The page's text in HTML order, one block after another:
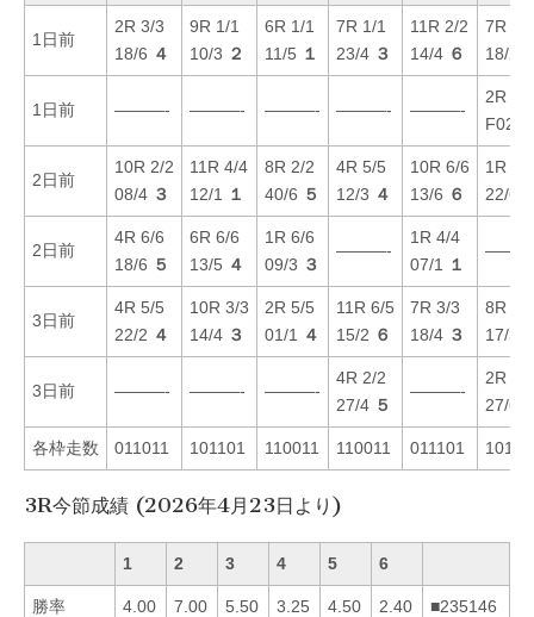
1日前
2R 3/3
18/6 ４
9R 1/1
10/3 ２
6R 1/1
11/5 １
7R 1/1
23/4 ３
11R 2/2
14/4 ６
7R 3/3
18/2
1日前 ———- ———- ———- ———- ———-
2R 5/5
F02/2
2日前
10R 2/2
08/4 ３
11R 4/4
12/1
１
8R 2/2
40/6 ５
4R 5/5
12/3 ４
10R 6/6
13/6 ６
1R 1/1
22/6
2日前
4R 6/6
18/6 ５
6R 6/6
13/5 ４
1R 6/6
09/3 ３
———-
1R 4/4
07/1
１
3日前
4R 5/5
22/2 ４
10R 3/3
14/4 ３
2R 5/5
01/1
４
11R 6/5
15/2 ６
7R 3/3
18/4 ３
8R 4/4
17/3
3日前 ———- ———- ———-
4R 2/2
27/4 ５
———-
2R 6/6
27/6
各枠走数 011011 101101 110011 110011 011101
3R今節成績 (2026年4月23日より)
1 2 3 4 5 6
勝率 4.00 7.00 5.50 3.25 4.50 2.40 ■235146